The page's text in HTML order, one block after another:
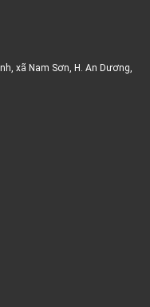
xã Nam Sơn, H. An Dương,